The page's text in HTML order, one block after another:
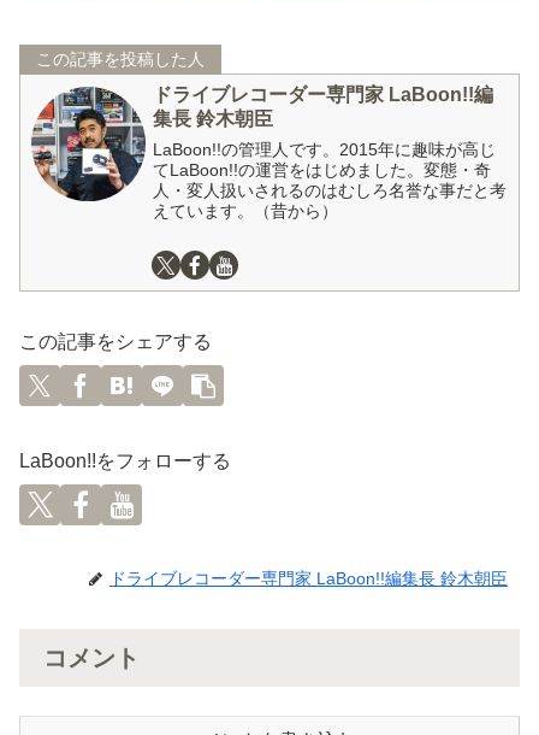
この記事を投稿した人
ドライブレコーダー専門家 LaBoon!!編
集長 鈴木朝臣
LaBoon!!の管理人です。2015年に趣味が高じ
てLaBoon!!の運営をはじめました。変態・奇
人・変人扱いされるのはむしろ名誉な事だと考
えています。（昔から）
この記事をシェアする
LaBoon!!をフォローする
ドライブレコーダー専門家 LaBoon!!編集長 鈴木朝臣
コメント